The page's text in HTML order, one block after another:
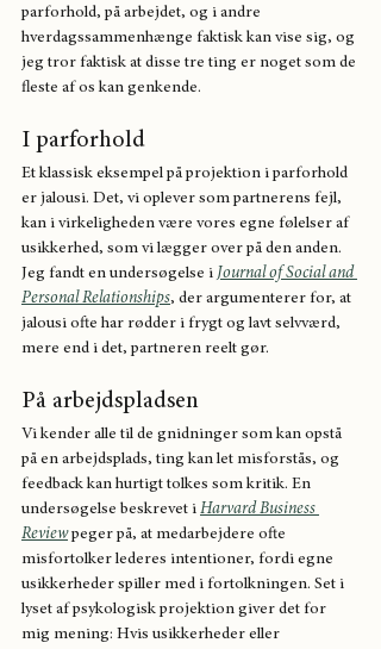
parforhold, på arbejdet, og i andre
hverdagssammenhænge faktisk kan vise sig, og
jeg tror faktisk at disse tre ting er noget som de
fleste af os kan genkende.
I parforhold
Et klassisk eksempel på projektion i parforhold
er jalousi. Det, vi oplever som partnerens fejl,
kan i virkeligheden være vores egne følelser af
usikkerhed, som vi lægger over på den anden.
Jeg fandt en undersøgelse i Journal of Social and
Personal Relationships, der argumenterer for, at
jalousi ofte har rødder i frygt og lavt selvværd,
mere end i det, partneren reelt gør.
På arbejdspladsen
Vi kender alle til de gnidninger som kan opstå
på en arbejdsplads, ting kan let misforstås, og
feedback kan hurtigt tolkes som kritik. En
undersøgelse beskrevet i Harvard Business
Review peger på, at medarbejdere ofte
misfortolker lederes intentioner, fordi egne
usikkerheder spiller med i fortolkningen. Set i
lyset af psykologisk projektion giver det for
mig mening: Hvis usikkerheder eller